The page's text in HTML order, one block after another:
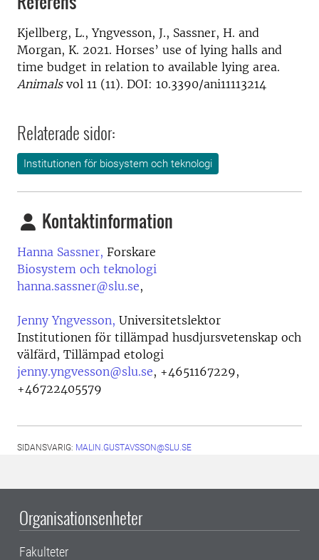
Kjellberg, L., Yngvesson, J., Sassner, H. and
Morgan, K. 2021. Horses’ use of lying halls and
time budget in relation to available lying area.
Animalsvol 11 (11). DOI: 10.3390/ani11113214
Relaterade sidor:
Institutionen för biosystem och teknologi
Kontaktinformation
Hanna Sassner, Forskare
Biosystem och teknologi
hanna.sassner@slu.se,
Jenny Yngvesson, Universitetslektor
Institutionen för tillämpad husdjursvetenskap och
välfärd, Tillämpad etologi
jenny.yngvesson@slu.se, +4651167229,
+46722405579
SIDANSVARIG: MALIN.GUSTAVSSON@SLU.SE
Organisationsenheter
Fakulteter